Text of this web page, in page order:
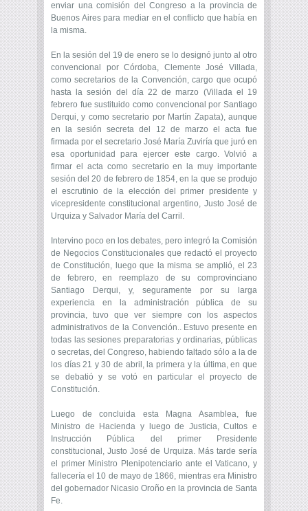
enviar una comisión del Congreso a la provincia de
Buenos Aires para mediar en el conflicto que había en
la misma.
En la sesión del 19 de enero se lo designó junto al otro
convencional por Córdoba, Clemente José Villada,
como secretarios de la Convención, cargo que ocupó
hasta la sesión del día 22 de marzo (Villada el 19
febrero fue sustituido como convencional por Santiago
Derqui, y como secretario por Martín Zapata), aunque
en la sesión secreta del 12 de marzo el acta fue
firmada por el secretario José María Zuviría que juró en
esa oportunidad para ejercer este cargo. Volvió a
firmar el acta como secretario en la muy importante
sesión del 20 de febrero de 1854, en la que se produjo
el escrutinio de la elección del primer presidente y
vicepresidente constitucional argentino, Justo José de
Urquiza y Salvador María del Carril.
Intervino poco en los debates, pero integró la Comisión
de Negocios Constitucionales que redactó el proyecto
de Constitución, luego que la misma se amplió, el 23
de febrero, en reemplazo de su comprovinciano
Santiago Derqui, y, seguramente por su larga
experiencia en la administración pública de su
provincia, tuvo que ver siempre con los aspectos
administrativos de la Convención.. Estuvo presente en
todas las sesiones preparatorias y ordinarias, públicas
o secretas, del Congreso, habiendo faltado sólo a la de
los días 21 y 30 de abril, la primera y la última, en que
se debatió y se votó en particular el proyecto de
Constitución.
Luego de concluida esta Magna Asamblea, fue
Ministro de Hacienda y luego de Justicia, Cultos e
Instrucción Pública del primer Presidente
constitucional, Justo José de Urquiza. Más tarde sería
el primer Ministro Plenipotenciario ante el Vaticano, y
fallecería el 10 de mayo de 1866, mientras era Ministro
del gobernador Nicasio Oroño en la provincia de Santa
Fe.